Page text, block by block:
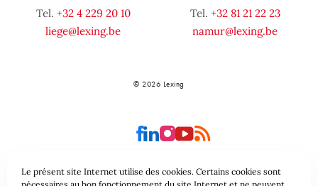
Tel. +32 4 229 20 10
liege@lexing.be
Tel. +32 81 21 22 23
namur@lexing.be
© 2026 Lexing
Le présent site Internet utilise des cookies. Certains cookies sont